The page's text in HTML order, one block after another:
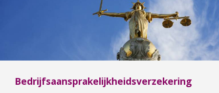
Bedrijfsaansprakelijkheidsverzekering